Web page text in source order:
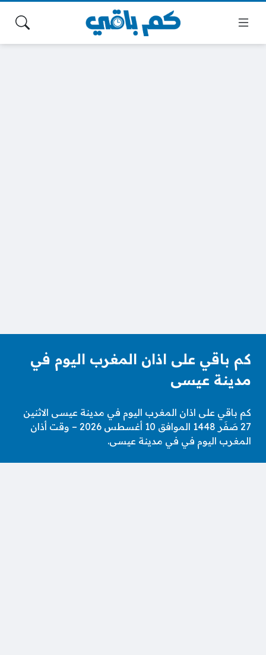
كم باقي على اذان المغرب اليوم في
مدينة عيسى
كم باقي على اذان المغرب اليوم في مدينة عيسى الاثنين
27 صَفَر 1448 الموافق 10 أغسطس 2026 – وقت أذان
المغرب اليوم في في مدينة عيسى.